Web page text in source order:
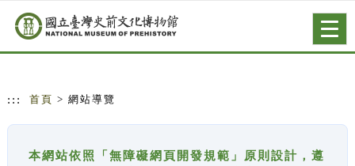
跳到主要內容
網站導覽
::: 首頁 > 網站導覽
本網站依照「無障礙網頁開發規範」原則設計，遵